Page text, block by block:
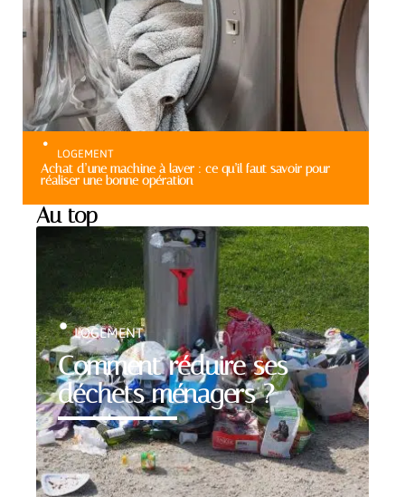
LOGEMENT
Achat d’une machine à laver : ce qu’il faut savoir pour
réaliser une bonne opération
Au top
Comment réduire ses
déchets ménagers ?
LOGEMENT